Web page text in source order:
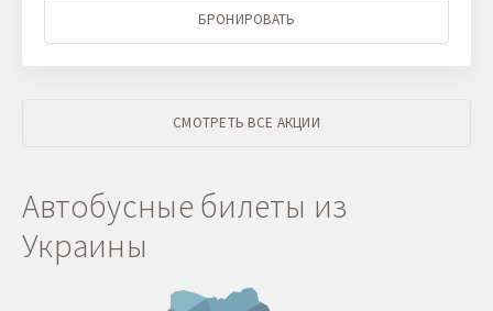
БРОНИРОВАТЬ
СМОТРЕТЬ ВСЕ АКЦИИ
Автобусные билеты из
Украины